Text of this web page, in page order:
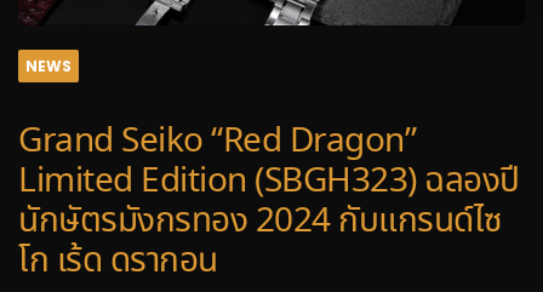
NEWS
Grand Seiko “Red Dragon”
Limited Edition (SBGH323) ฉลองปี
นักษัตรมังกรทอง 2024 กับแกรนด์ไซ
โก เร้ด ดรากอน